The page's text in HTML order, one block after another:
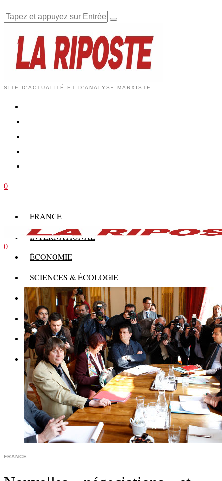
SITE D'ACTUALITÉ ET D'ANALYSE MARXISTE
0
FRANCE
INTERNATIONAL
ÉCONOMIE
SCIENCES & ÉCOLOGIE
HISTOIRE
THÉORIE
CULTURE
MULTIMÉDIAS
0
FRANCE